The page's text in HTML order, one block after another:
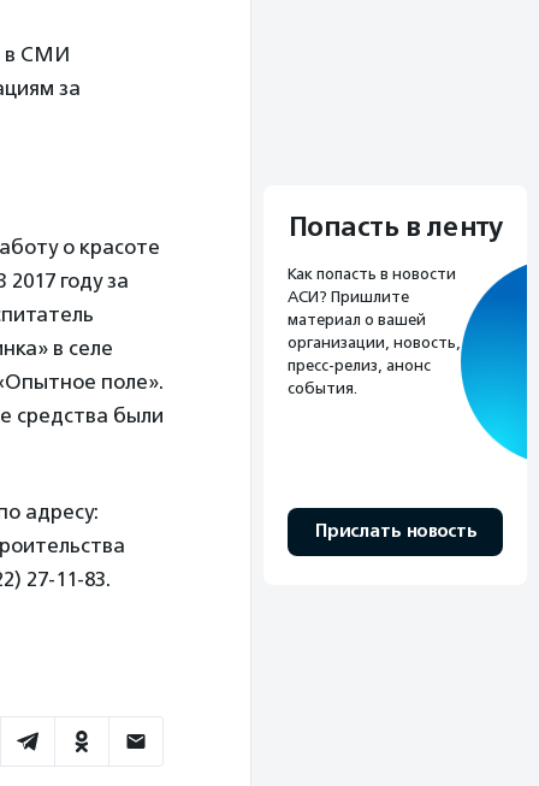
в СМИ
за
о красоте
году за
в селе
поле».
средства были
адресу:
27-11-83.
Попасть в ленту
Как попасть в новости
АСИ? Пришлите
материал о вашей
организации, новость,
пресс-релиз, анонс
события.
Прислать новость